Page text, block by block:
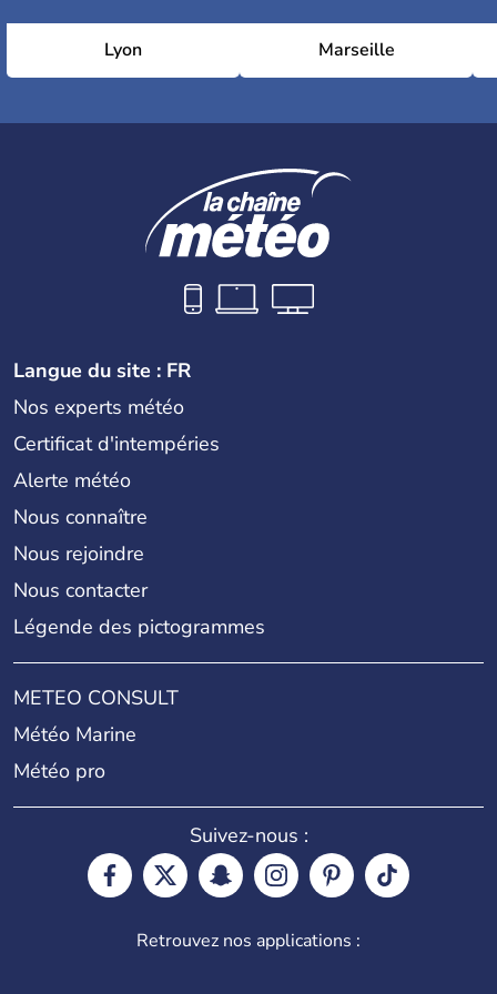
Lyon Marseille
Langue du site : FR
Nos experts météo
Certificat d'intempéries
Alerte météo
Nous connaître
Nous rejoindre
Nous contacter
Légende des pictogrammes
METEO CONSULT
Météo Marine
Météo pro
Suivez-nous :
Retrouvez nos applications :